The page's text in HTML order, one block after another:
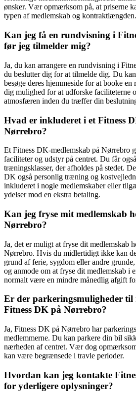
ønsker. Vær opmærksom på, at priserne
typen af medlemskab og kontraktlængden.
Kan jeg få en rundvisning i
før jeg tilmelder mig?
Ja, du kan arrangere en rundvisning i
du beslutter dig for at tilmelde dig. Du
besøge deres hjemmeside for at booke
dig mulighed for at udforske faciliteterne
atmosfæren inden du træffer din
Hvad er inkluderet i et Fitness
Nørrebro?
Et Fitness DK-medlemskab på Nørrebro
faciliteter og udstyr på centret. Du får
træningsklasser, der afholdes på stedet.
DK også personlig træning og
inkluderet i nogle medlemskaber eller
ydelser mod en ekstra betaling.
Kan jeg fryse mit medlemskab
Nørrebro?
Ja, det er muligt at fryse dit medlemskab
Nørrebro. Hvis du midlertidigt ikke kan
grund af ferie, sygdom eller andre
og anmode om at fryse dit medlemskab i
normalt være en mindre månedlig afgift
Er der parkeringsmuligheder til
Fitness DK på Nørrebro?
Ja, Fitness DK på Nørrebro har
medlemmerne. Du kan parkere din bil
nærheden af ​​centret. Vær dog
kan være begrænsede i travle perioder.
Hvordan kan jeg kontakte
for yderligere oplysninger?